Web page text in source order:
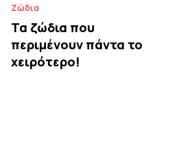
Ζώδια
Τα ζώδια που
περιμένουν πάντα το
χειρότερο!